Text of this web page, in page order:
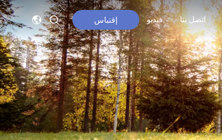
اتصل بنا فيديو إقتباس